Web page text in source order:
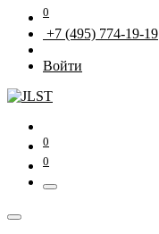
0
+7 (495) 774-19-19
Войти
0
0